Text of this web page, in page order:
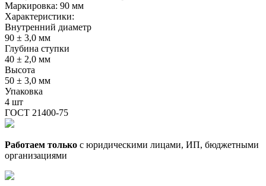
Маркировка: 90 мм
Характеристики:
Внутренний диаметр
90 ± 3,0 мм
Глубина ступки
40 ± 2,0 мм
Высота
50 ± 3,0 мм
Упаковка
4 шт
ГОСТ 21400-75
Работаем только с юридическими лицами, ИП, бюджетными
организациями